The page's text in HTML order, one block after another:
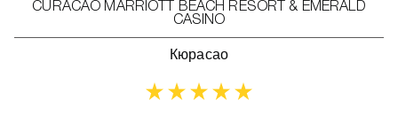
CURACAO MARRIOTT BEACH RESORT & EMERALD
CASINO
Кюрасао